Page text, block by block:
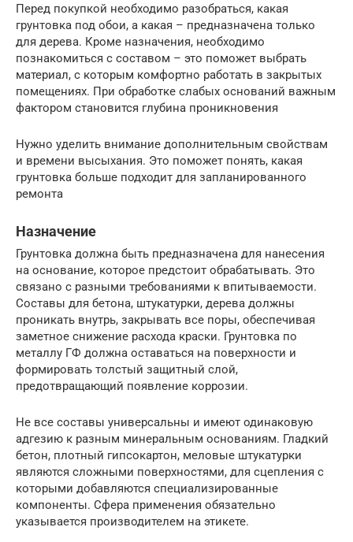
Перед покупкой необходимо разобраться, какая
грунтовка под обои, а какая – предназначена только
для дерева. Кроме назначения, необходимо
познакомиться с составом – это поможет выбрать
материал, с которым комфортно работать в закрытых
помещениях. При обработке слабых оснований важным
фактором становится глубина проникновения
Нужно уделить внимание дополнительным свойствам
и времени высыхания. Это поможет понять, какая
грунтовка больше подходит для запланированного
ремонта
Назначение
Грунтовка должна быть предназначена для нанесения
на основание, которое предстоит обрабатывать. Это
связано с разными требованиями к впитываемости.
Составы для бетона, штукатурки, дерева должны
проникать внутрь, закрывать все поры, обеспечивая
заметное снижение расхода краски. Грунтовка по
металлу ГФ должна оставаться на поверхности и
формировать толстый защитный слой,
предотвращающий появление коррозии.
Не все составы универсальны и имеют одинаковую
адгезию к разным минеральным основаниям. Гладкий
бетон, плотный гипсокартон, меловые штукатурки
являются сложными поверхностями, для сцепления с
которыми добавляются специализированные
компоненты. Сфера применения обязательно
указывается производителем на этикете.